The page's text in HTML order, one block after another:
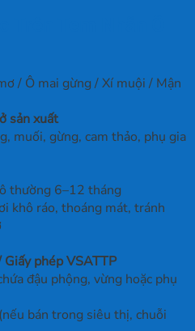
/ Ô mai gừng / Xí muội / Mận
sản xuất
muối, gừng, cam thảo, phụ gia
thường 6–12 tháng
khô ráo, thoáng mát, tránh
Giấy phép VSATTP
đậu phộng, vừng hoặc phụ
(nếu bán trong siêu thị, chuỗi